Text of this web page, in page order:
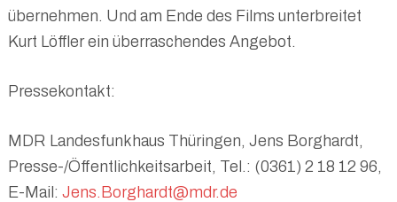
übernehmen. Und am Ende des Films unterbreitet
Kurt Löffler ein überraschendes Angebot.
Pressekontakt:
MDR Landesfunkhaus Thüringen, Jens Borghardt,
Presse-/Öffentlichkeitsarbeit, Tel.: (0361) 2 18 12 96,
E-Mail: Jens.Borghardt@mdr.de